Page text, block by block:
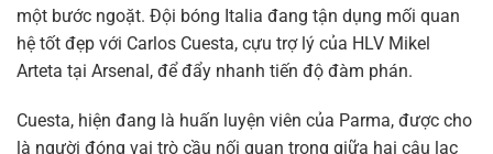
một bước ngoặt. Đội bóng Italia đang tận dụng mối quan
hệ tốt đẹp với Carlos Cuesta, cựu trợ lý của HLV Mikel
Arteta tại Arsenal, để đẩy nhanh tiến độ đàm phán.
Cuesta, hiện đang là huấn luyện viên của Parma, được cho
là người đóng vai trò cầu nối quan trọng giữa hai câu lạc